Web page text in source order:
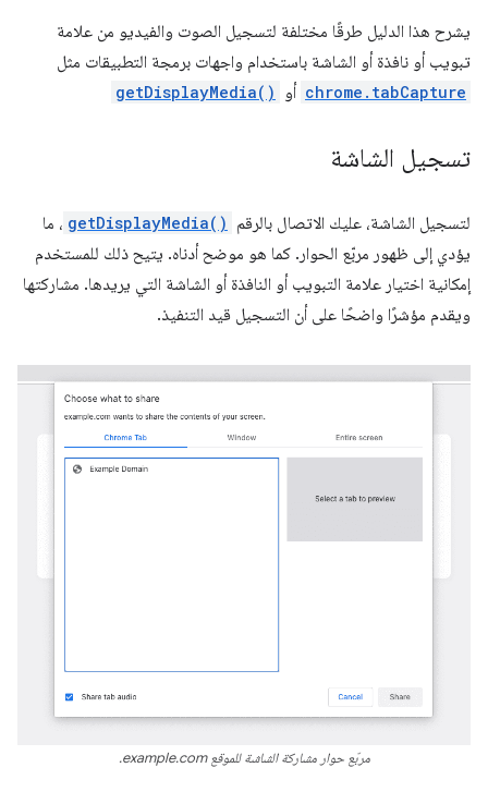
يشرح هذا الدليل طرقًا مختلفة لتسجيل الصوت والفيديو من علامة
تبويب أو نافذة أو الشاشة باستخدام واجهات برمجة التطبيقات مثل
chrome.tabCapture أو getDisplayMedia()
تسجيل الشاشة
لتسجيل الشاشة، عليك الاتصال بالرقم getDisplayMedia() ، ما
يؤدي إلى ظهور مربّع الحوار. كما هو موضح أدناه. يتيح ذلك للمستخدم
إمكانية اختيار علامة التبويب أو النافذة أو الشاشة التي يريدها. مشاركتها
ويقدم مؤشرًا واضحًا على أن التسجيل قيد التنفيذ.
مربّع حوار مشاركة الشاشة للموقع example.com.